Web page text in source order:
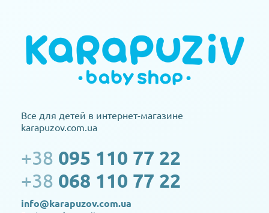
Все для детей в интернет-магазине
karapuzov.com.ua
+38 095 110 77 22
+38 068 110 77 22
info@karapuzov.com.ua